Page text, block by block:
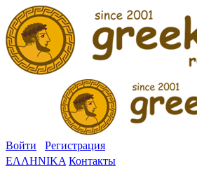
Войти
Регистрация
ΕΛΛΗΝΙΚΑ Контакты